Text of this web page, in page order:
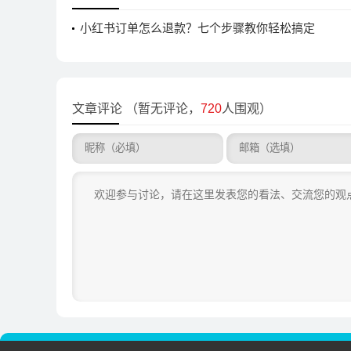
小红书订单怎么退款？七个步骤教你轻松搞定
文章评论 （暂无评论， 720人围观）